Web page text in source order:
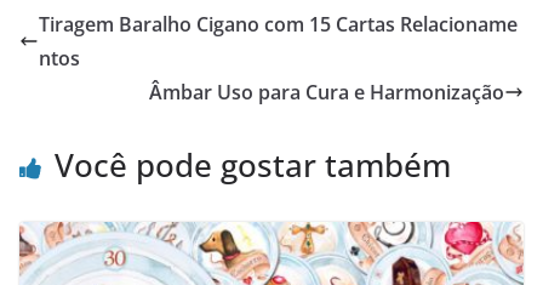
Tiragem Baralho Cigano com 15 Cartas Relacioname
ntos
Âmbar Uso para Cura e Harmonização
Você pode gostar também